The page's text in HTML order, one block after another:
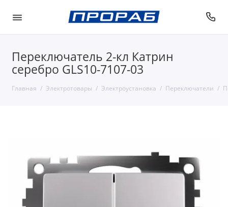
Переключатель 2-кл Катрин
серебро GLS10-7107-03
Главная Электротовары Электроустановка Переключатели